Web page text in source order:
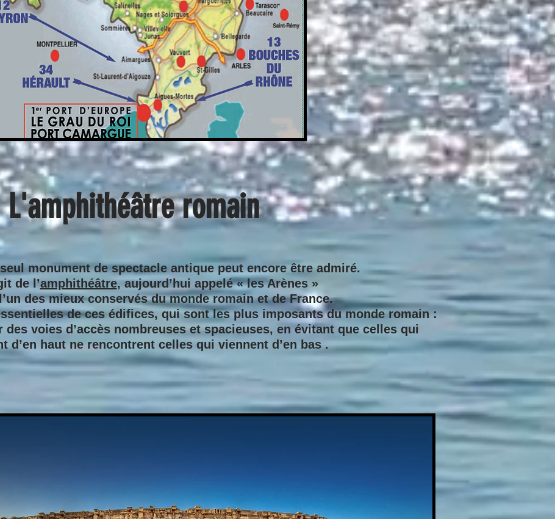
L'amphithéâtre romain
monument de spectacle antique peut encore être admiré.
de l’amphithéâtre, aujourd’hui appelé « les Arènes »
des mieux conservés du monde romain et de France.
de ces édifices, qui sont les plus imposants du monde romain :
voies d’accès nombreuses et spacieuses, en évitant que celles qui
d’en haut ne rencontrent celles qui viennent d’en bas .